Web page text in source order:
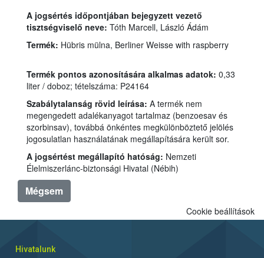
A jogsértés időpontjában bejegyzett vezető
tisztségviselő neve: Tóth Marcell, László Ádám
Termék: Hübris mülna, Berliner Weisse with raspberry
Termék pontos azonosítására alkalmas adatok: 0,33
liter / doboz; tételszáma: P24164
Szabálytalanság rövid leírása: A termék nem
megengedett adalékanyagot tartalmaz (benzoesav és
szorbinsav), továbbá önkéntes megkülönböztető jelölés
jogosulatlan használatának megállapítására került sor.
A jogsértést megállapító hatóság: Nemzeti
Élelmiszerlánc-biztonsági Hivatal (Nébih)
Mégsem
Cookie beállítások
Hivatalunk